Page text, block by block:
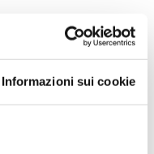
Informazioni sui cookie